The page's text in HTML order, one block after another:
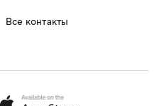
Все контакты